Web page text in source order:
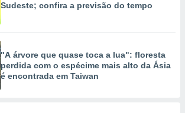
Sudeste; confira a previsão do tempo
"A árvore que quase toca a lua": floresta
perdida com o espécime mais alto da Ásia
é encontrada em Taiwan